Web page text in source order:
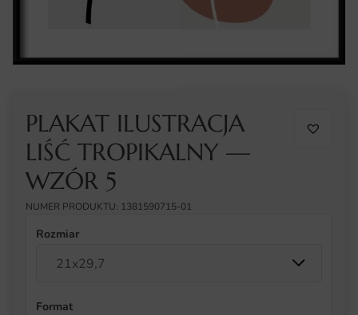
PLAKAT ILUSTRACJA
LIŚĆ TROPIKALNY —
WZÓR 5
NUMER PRODUKTU: 1381590715-01
Rozmiar
Format